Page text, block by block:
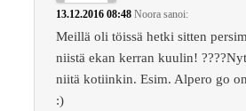
13.12.2016 08:48 Noora sanoi:
Meillä oli töissä hetki sitten
niistä ekan kerran kuulin!
niitä kotiinkin. Esim. Alpero go
:)